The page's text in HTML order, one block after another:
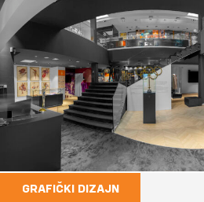
GRAFIČKI DIZAJN